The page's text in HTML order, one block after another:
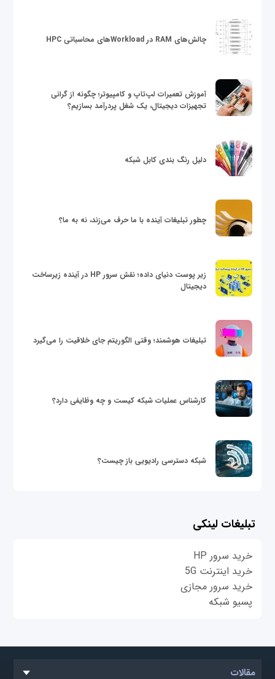
چالش‌های RAM در Workloadهای محاسباتی HPC
آموزش تعمیرات لپ‌تاپ و کامپیوتر؛ چگونه از گرانی
تجهیزات دیجیتال، یک شغل پردرآمد بسازیم؟
دلیل رنگ بندی کابل شبکه
چطور تبلیغات آینده با ما حرف می‌زند، نه به ما؟
زیر پوست دنیای داده؛ نقش سرور HP در آینده زیرساخت
دیجیتال
تبلیغات هوشمند؛ وقتی الگوریتم جای خلاقیت را می‌گیرد
کارشناس عملیات شبکه کیست و چه وظایفی دارد؟
شبکه دسترسی رادیویی باز چیست؟
تبلیغات لینکی
خرید سرور HP
خرید اینترنت 5G
خرید سرور مجازی
پسیو شبکه
مقالات